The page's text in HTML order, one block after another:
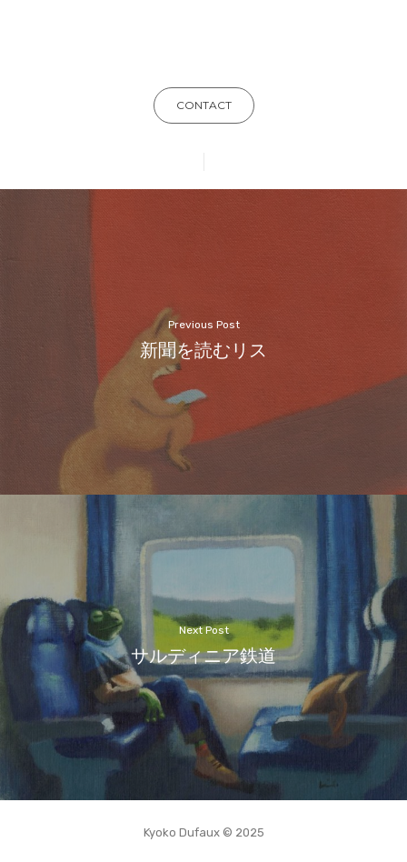
CONTACT
Previous Post
新聞を読むリス
Next Post
サルディニア鉄道
Kyoko Dufaux © 2025